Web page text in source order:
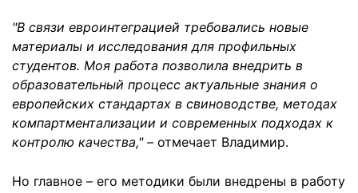
"В связи евроинтеграцией требовались новые
материалы и исследования для профильных
студентов. Моя работа позволила внедрить в
образовательный процесс актуальные знания о
европейских стандартах в свиноводстве, методах
компартментализации и современных подходах к
контролю качества," – отмечает Владимир.
Но главное – его методики были внедрены в работу